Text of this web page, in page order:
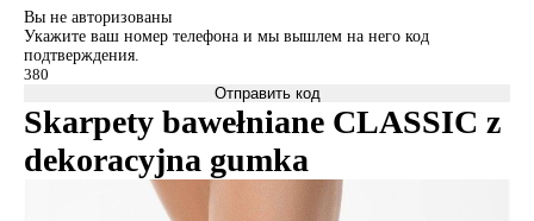
Вы не авторизованы
Укажите ваш номер телефона и мы вышлем на него код
подтверждения.
Отправить код
Skarpety bawełniane CLASSIC z
dekoracyjna gumka